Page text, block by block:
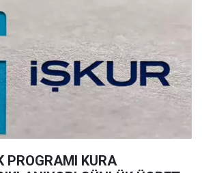
PROGRAMI KURA